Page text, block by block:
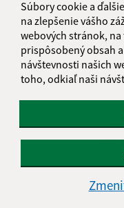
Súbory cookie a
na zlepšenie vášho
webových stránok,
prispôsobený obsah
návštevnosti našich
toho, odkiaľ naši
Štvrtok:
Piatok: